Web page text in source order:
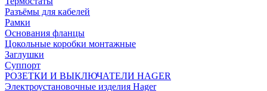
Разъёмы для кабелей
Рамки
Основания фланцы
Цокольные коробки монтажные
Заглушки
Суппорт
РОЗЕТКИ И ВЫКЛЮЧАТЕЛИ HAGER
Электроустановочные изделия Hager